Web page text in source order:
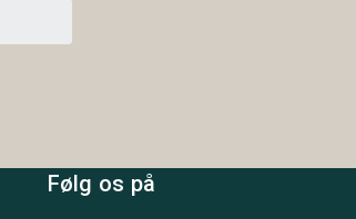
Følg os på